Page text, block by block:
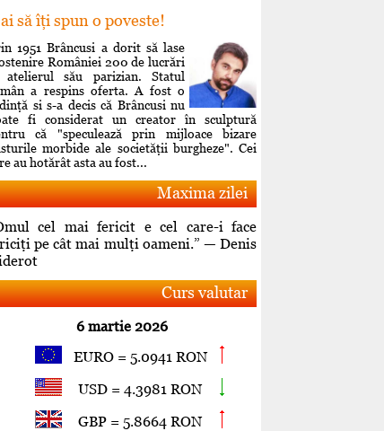
să îţi spun o poveste!
1951 Brâncusi a dorit să lase
României 200 de lucrări
său parizian. Statul
a respins oferta. A fost o
si s-a decis că Brâncusi nu
fi considerat un creator în sculptură
că "speculează prin mijloace bizare
morbide ale societăţii burgheze". Cei
au hotărât asta au fost...
Maxima zilei
cel mai fericit e cel care-i face
pe cât mai mulţi oameni.” — Denis
Curs valutar
6 martie 2026
EURO = 5.0941 RON
USD = 4.3981 RON
GBP = 5.8664 RON